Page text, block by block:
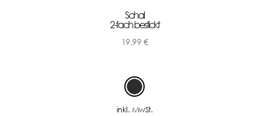
Schal
2-fach bestickt
19,99 €
inkl. MwSt.